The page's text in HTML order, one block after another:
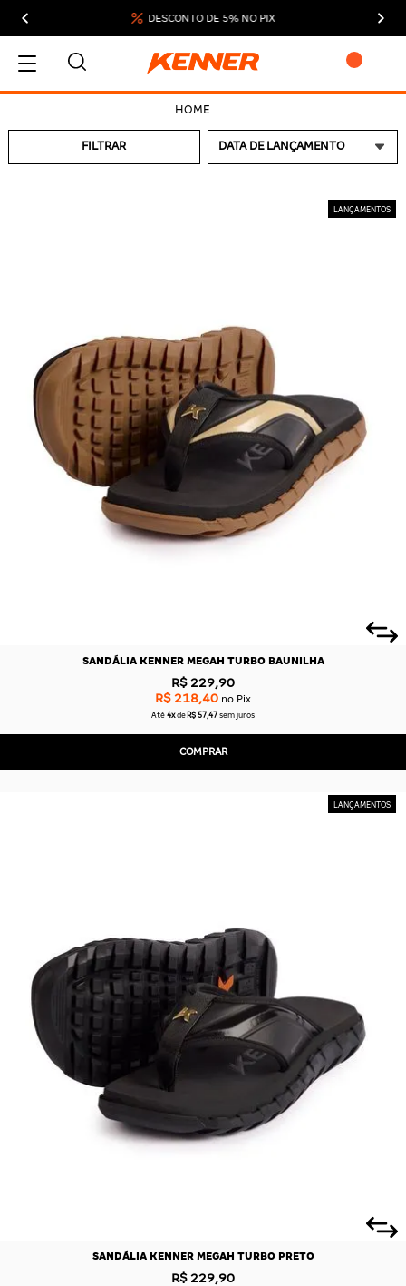
DESCONTO DE 5% NO PIX
BÁSICAS
PLATAFORMA SLIDES
MEU CARRINHO
ADICIONAR
CONTINUAR COMPRANDO
FINALIZAR COMPRA
FILTRAR
SANDÁLIA KENNER MEGAH TURBO BAUNILHA
R$ 229,90
R$ 218,40 no Pix
Até 4x de R$ 57,47 sem juros
COMPRAR
SANDÁLIA KENNER MEGAH TURBO PRETO
R$ 229,90